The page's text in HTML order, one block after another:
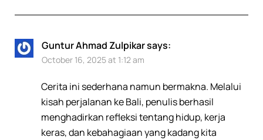
Guntur Ahmad Zulpikarsays:
October 16, 2025 at 1:12 am
Cerita ini sederhana namun bermakna. Melalui
kisah perjalanan ke Bali, penulis berhasil
menghadirkan refleksi tentang hidup, kerja
keras, dan kebahagiaan yang kadang kita